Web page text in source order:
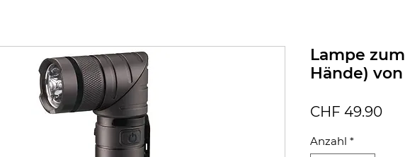
Lampe
Hände) von
CHF 49.90
Anzahl *